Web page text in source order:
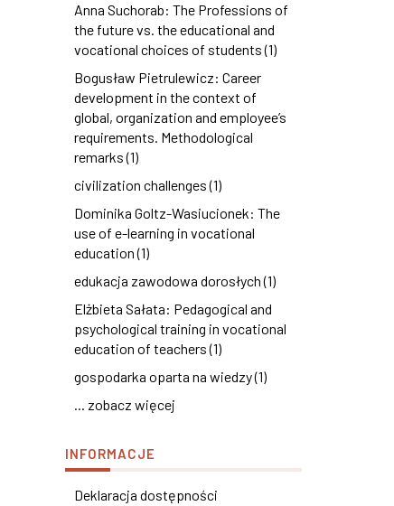
Anna Suchorab: The Professions of
the future vs. the educational and
vocational choices of students (1)
Bogusław Pietrulewicz: Career
development in the context of
global, organization and employee’s
requirements. Methodological
remarks (1)
civilization challenges (1)
Dominika Goltz-Wasiucionek: The
use of e-learning in vocational
education (1)
edukacja zawodowa dorosłych (1)
Elżbieta Sałata: Pedagogical and
psychological training in vocational
education of teachers (1)
gospodarka oparta na wiedzy (1)
... zobacz więcej
INFORMACJE
Deklaracja dostępności